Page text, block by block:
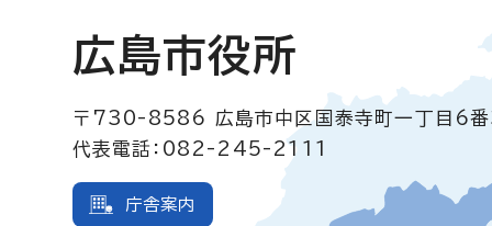
広島市役所
〒730-8586
広島市中区国泰寺町一丁目6
代表電話：082-245-2111
庁舎案内